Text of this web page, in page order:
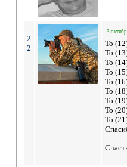
2
2
3
To
To
To
To
To
To
To
To
To